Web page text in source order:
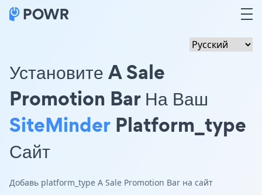
Установите A Sale
Promotion Bar На Ваш
SiteMinder Platform_type
Сайт
Добавь platform_type A Sale Promotion Bar на сайт